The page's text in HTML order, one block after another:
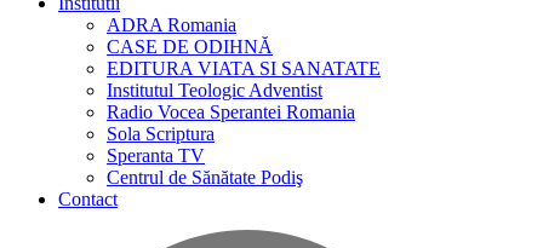
ADRA Romania
CASE DE ODIHNĂ
EDITURA VIATA SI SANATATE
Institutul Teologic Adventist
Radio Vocea Sperantei Romania
Sola Scriptura
Speranta TV
Centrul de Sănătate Podiş
Contact